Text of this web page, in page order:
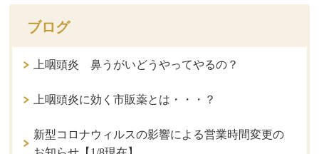
ブログ
上咽頭炎 鼻うがいどうやってやるの？
上咽頭炎に効く市販薬とは・・・？
新型コロナウィルスの影響による営業時間変更の